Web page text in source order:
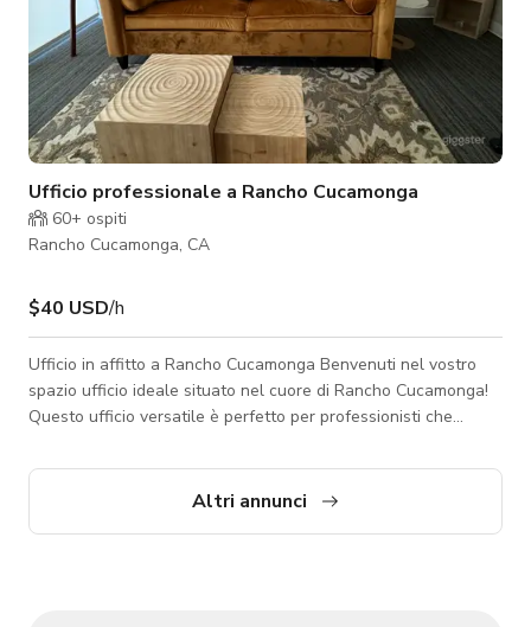
Ufficio professionale a Rancho Cucamonga
60+ ospiti
Rancho Cucamonga, CA
$40 USD/h
Ufficio in affitto a Rancho Cucamonga Benvenuti nel vostro
spazio ufficio ideale situato nel cuore di Rancho Cucamonga!
Questo ufficio versatile è perfetto per professionisti che
privilegiata:** Situato in un vivace distretto commerciale,
l'ufficio è facilmente accessibile dalle principali autostrade,
Altri annunci